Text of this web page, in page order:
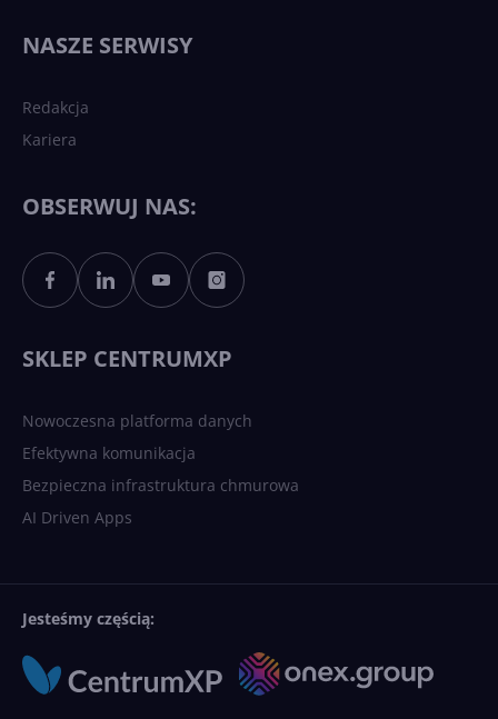
Sztuczna inteligencja po
polsku. Dość barier
NASZE SERWISY
Redakcja
Kariera
OBSERWUJ NAS:
SKLEP CENTRUMXP
Nowoczesna platforma danych
Efektywna komunikacja
Bezpieczna infrastruktura chmurowa
AI Driven Apps
Jesteśmy częścią: